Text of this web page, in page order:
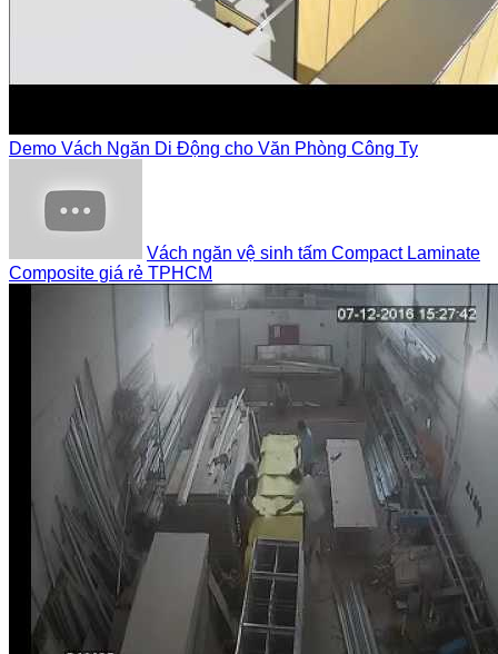
Demo Vách Ngăn Di Động cho Văn Phòng Công Ty
Vách ngăn vệ sinh tấm Compact Laminate
Composite giá rẻ TPHCM